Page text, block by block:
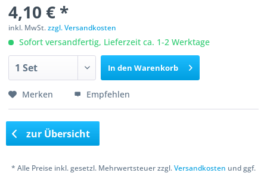
4,10 € *
inkl. MwSt.zzgl. Versandkosten
Sofort versandfertig, Lieferzeit ca. 1-2 Werktage
In den Warenkorb
Merken Empfehlen
zur Übersicht
* Alle Preise inkl. gesetzl. Mehrwertsteuer zzgl.Versandkosten und ggf.